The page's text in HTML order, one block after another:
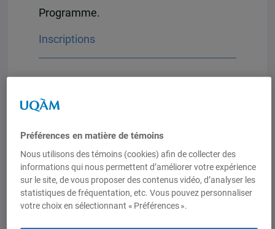
Programme.
Inscriptions
En moins d’une trentaine d’années, les
comme des approches théoriques
incontournables dans l’ensemble des
disciplines des sciences sociales. Leur
enseignement est désormais
institutionnalisé dans les universités
Préférences en matière de témoins
Nous utilisons des témoins (cookies) afin de collecter des
informations qui nous permettent d’améliorer votre expérience
sur le site, de vous proposer des contenus vidéo, d’analyser les
statistiques de fréquentation, etc. Vous pouvez personnaliser
votre choix en sélectionnant « Préférences ».